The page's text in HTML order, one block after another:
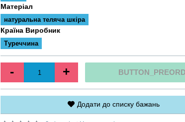
Матеріал
натуральна теляча шкіра
Країна Виробник
Туреччина
- +
Додати до списку бажань